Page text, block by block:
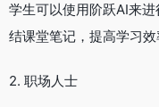
学生可以使用阶跃AI来
结课堂笔记，提高学习效
2. 职场人士